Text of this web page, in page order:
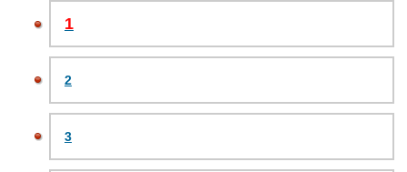
1
2
3